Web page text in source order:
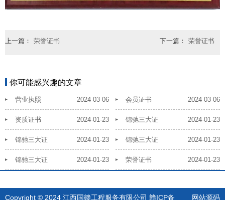
上一篇： 荣誉证书 下一篇： 荣誉证书
你可能感兴趣的文章
营业执照 2024-03-06 会员证书 2024-03-06
资质证书 2024-01-23 锦驰三大证 2024-01-23
锦驰三大证 2024-01-23 锦驰三大证 2024-01-23
锦驰三大证 2024-01-23 荣誉证书 2024-01-23
网站源码
Copyright © 2024 江西国赣工程服务有限公司 赣ICP备